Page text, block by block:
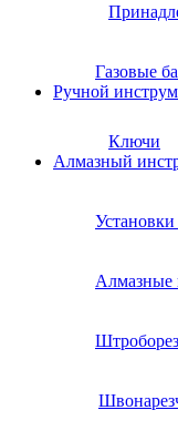
Газовые
Ручной
Ключи
Алмазный
Алмазные